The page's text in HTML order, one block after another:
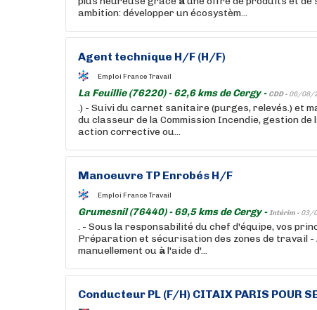
ambition: développer un écosystèm...
Agent technique H/F (H/F)
Emploi France Travail
La Feuillie (76220) - 62,6 kms de Cergy - CDD - 06/08/
.) - Suivi du carnet sanitaire (purges, relevés.) et
du classeur de la Commission Incendie, gestion de
action corrective ou...
Manoeuvre TP Enrobés H/F
Emploi France Travail
Grumesnil (76440) - 69,5 kms de Cergy -Intérim - 03/
. - Sous la responsabilité du chef d'équipe, vos
Préparation et sécurisation des zones de travail
manuellement ou àl'aide d'...
Conducteur PL (F/H) CITAIX PARIS POUR